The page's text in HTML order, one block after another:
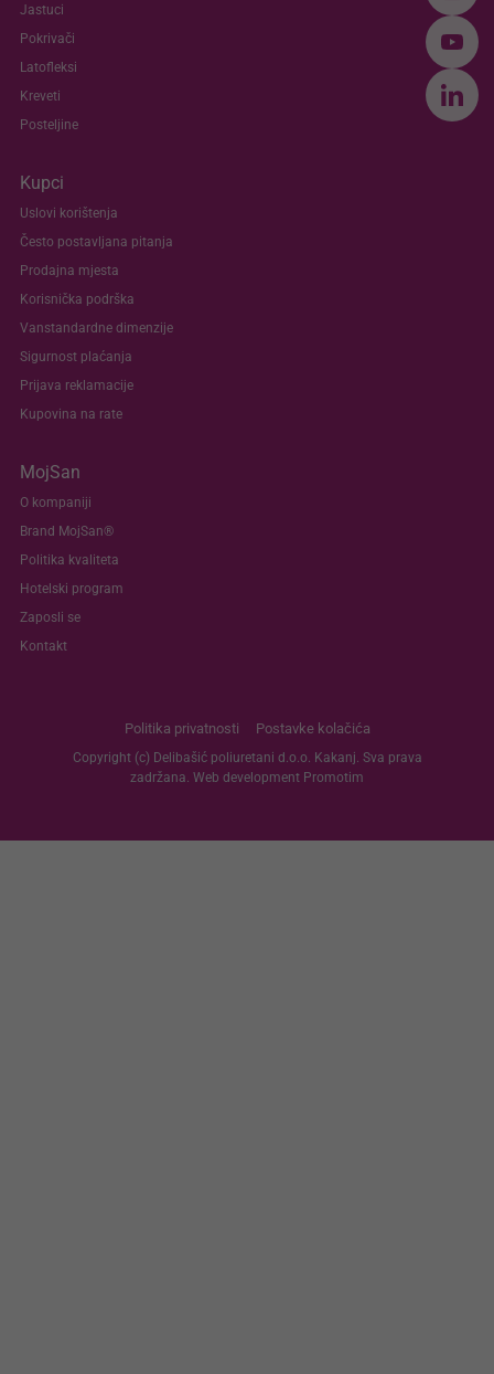
Jastuci
Pokrivači
Latofleksi
Kreveti
Posteljine
Kupci
Uslovi korištenja
Često postavljana pitanja
Prodajna mjesta
Korisnička podrška
Vanstandardne dimenzije
Sigurnost plaćanja
Prijava reklamacije
Kupovina na rate
MojSan
O kompaniji
Brand MojSan®
Politika kvaliteta
Hotelski program
Zaposli se
Kontakt
Politika privatnosti Postavke kolačića
Copyright (c) Delibašić poliuretani d.o.o. Kakanj. Sva prava
zadržana. Web development Promotim